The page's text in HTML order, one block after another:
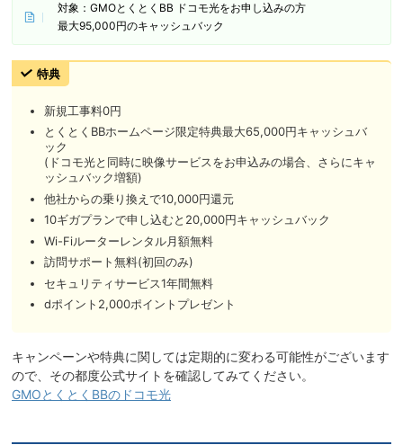
対象：GMOとくとくBB ドコモ光をお申し込みの方
最大95,000円のキャッシュバック
特典
新規工事料0円
とくとくBBホームページ限定特典最大65,000円キャッシュバ
ック
(ドコモ光と同時に映像サービスをお申込みの場合、さらにキャ
ッシュバック増額)
他社からの乗り換えで10,000円還元
10ギガプランで申し込むと20,000円キャッシュバック
Wi-Fiルーターレンタル月額無料
訪問サポート無料(初回のみ)
セキュリティサービス1年間無料
dポイント2,000ポイントプレゼント
キャンペーンや特典に関しては定期的に変わる可能性がございます
ので、その都度公式サイトを確認してみてください。
GMOとくとくBBのドコモ光